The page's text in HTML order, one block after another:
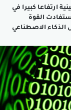
ارتفاعا كبيرا في
القوة
الذكاء الاصطناعي
العامة
للجمارك الصينية بأن الصادرات ارتفعت بنسبة 23.9% على أساس